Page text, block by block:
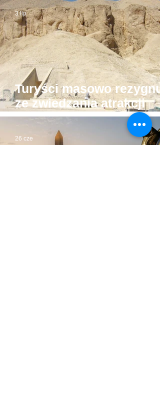
Turyści masowo
ze zwiedzania atrakcji
Luksoru. Powód?
3 lip
26 cze